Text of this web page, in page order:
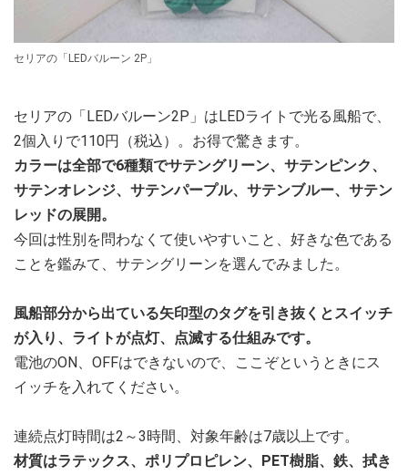
セリアの「LEDバルーン 2P」
セリアの「LEDバルーン2P」はLEDライトで光る風船で、
2個入りで110円（税込）。お得で驚きます。
カラーは全部で6種類でサテングリーン、サテンピンク、
サテンオレンジ、サテンパープル、サテンブルー、サテン
レッドの展開。
今回は性別を問わなくて使いやすいこと、好きな色である
ことを鑑みて、サテングリーンを選んでみました。
風船部分から出ている矢印型のタグを引き抜くとスイッチ
が入り、ライトが点灯、点滅する仕組みです。
電池のON、OFFはできないので、ここぞというときにス
イッチを入れてください。
連続点灯時間は2～3時間、対象年齢は7歳以上です。
材質はラテックス、ポリプロピレン、PET樹脂、鉄、拭き